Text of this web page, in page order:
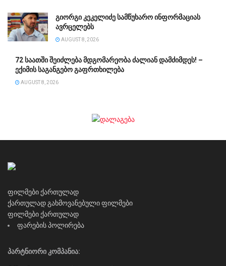
გიორგი კეკელიძე სამწუხარო ინფორმაციას
ავრცელებს
AUGUST 8, 2026
72 საათში შეიძლება მდგომარეობა ძალიან დამძიმდეს! –
ექიმის საგანგებო გაფრთხილება
AUGUST 8, 2026
ფილმები ქართულად
ქართულად გახმოვანებული ფილმები
ფილმები ქართულად
ფარების პოლირება
პარტნიორი კომპანია: